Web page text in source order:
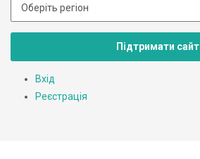
Підтримати сайт
Вхід
Реєстрація